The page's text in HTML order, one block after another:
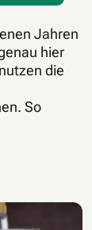
Jahren
hier
die
So